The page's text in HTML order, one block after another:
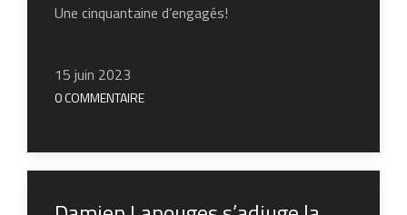
Une cinquantaine d’engagés!
15 juin 2023
0 COMMENTAIRE